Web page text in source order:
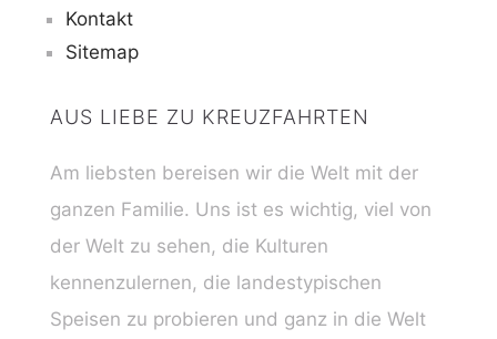
Kontakt
Sitemap
AUS LIEBE ZU KREUZFAHRTEN
Am liebsten bereisen wir die Welt mit der
ganzen Familie. Uns ist es wichtig, viel von
der Welt zu sehen, die Kulturen
kennenzulernen, die landestypischen
Speisen zu probieren und ganz in die Welt